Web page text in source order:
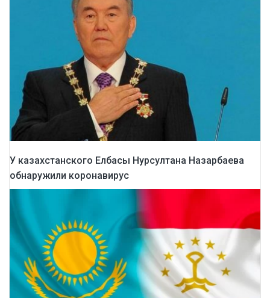
У казахстанского Елбасы Нурсултана Назарбаева
обнаружили коронавирус